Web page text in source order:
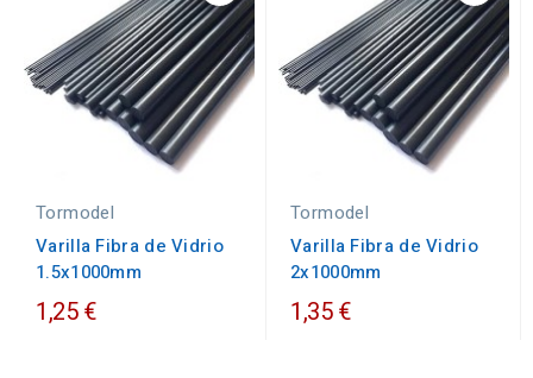
Tormodel
Varilla Fibra de Vidrio
1.5x1000mm
1,25 €
Tormodel
Varilla Fibra de Vidrio
2x1000mm
1,35 €